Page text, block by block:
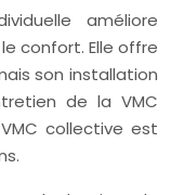
améliore
confort. Elle offre
son installation
de la VMC
collective est